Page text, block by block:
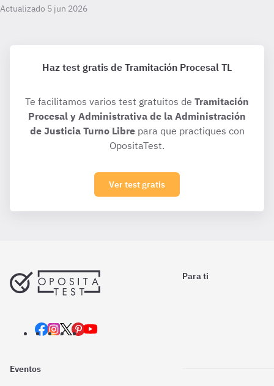
Actualizado 5 jun 2026
Haz test gratis de Tramitación Procesal TL
Te facilitamos varios test gratuitos de Tramitación
Procesal y Administrativa de la Administración
de Justicia Turno Librepara que practiques con
OpositaTest.
Ver test gratis
Para ti
Eventos